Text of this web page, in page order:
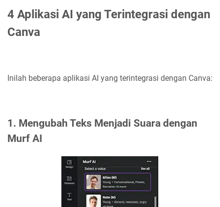
4 Aplikasi AI yang Terintegrasi dengan
Canva
Inilah beberapa aplikasi AI yang terintegrasi dengan Canva:
1. Mengubah Teks Menjadi Suara dengan
Murf AI